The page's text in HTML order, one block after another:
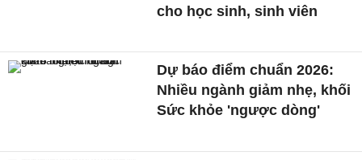
cho học sinh, sinh viên
Dự báo điểm chuẩn 2026:
Nhiều ngành giảm nhẹ, khối
Sức khỏe 'ngược dòng'